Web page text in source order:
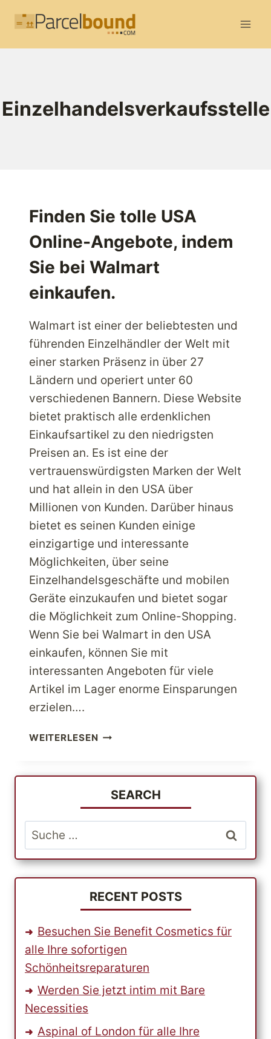
Inhalt
Einzelhandelsverkaufsstelle
Finden Sie tolle USA
Online-Angebote, indem
Sie bei Walmart
einkaufen.
Walmart ist einer der beliebtesten und
führenden Einzelhändler der Welt mit
einer starken Präsenz in über 27
Ländern und operiert unter 60
verschiedenen Bannern. Diese Website
bietet praktisch alle erdenklichen
Einkaufsartikel zu den niedrigsten
Preisen an. Es ist eine der
vertrauenswürdigsten Marken der Welt
und hat allein in den USA über
Millionen von Kunden. Darüber hinaus
bietet es seinen Kunden einige
einzigartige und interessante
Möglichkeiten, über seine
Einzelhandelsgeschäfte und mobilen
Geräte einzukaufen und bietet sogar
die Möglichkeit zum Online-Shopping.
Wenn Sie bei Walmart in den USA
einkaufen, können Sie mit
interessanten Angeboten für viele
Artikel im Lager enorme Einsparungen
erzielen….
WEITERLESENFINDEN
USA
ONLINE-
ANGEBOTE,
INDEM
BEI
WALMART
EINKAUFEN.
SEARCH
Suche
nach:
RECENT POSTS
Besuchen Sie Benefit Cosmetics für
alle Ihre sofortigen
Schönheitsreparaturen
Werden Sie jetzt intim mit Bare
Necessities
Aspinal of London für alle Ihre